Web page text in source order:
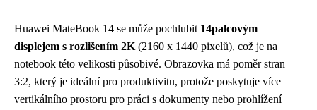
Huawei MateBook 14 se může pochlubit 14palcovým
displejem s rozlišením 2K (2160 x 1440 pixelů), což je na
notebook této velikosti působivé. Obrazovka má poměr stran
3:2, který je ideální pro produktivitu, protože poskytuje více
vertikálního prostoru pro práci s dokumenty nebo prohlížení